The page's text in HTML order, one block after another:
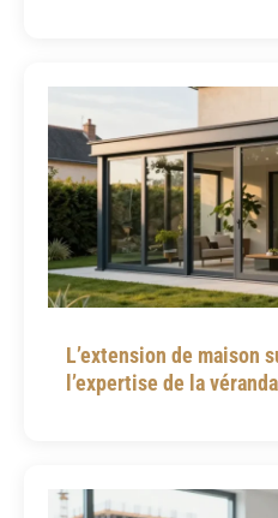
L’extension de maison
l’expertise de la